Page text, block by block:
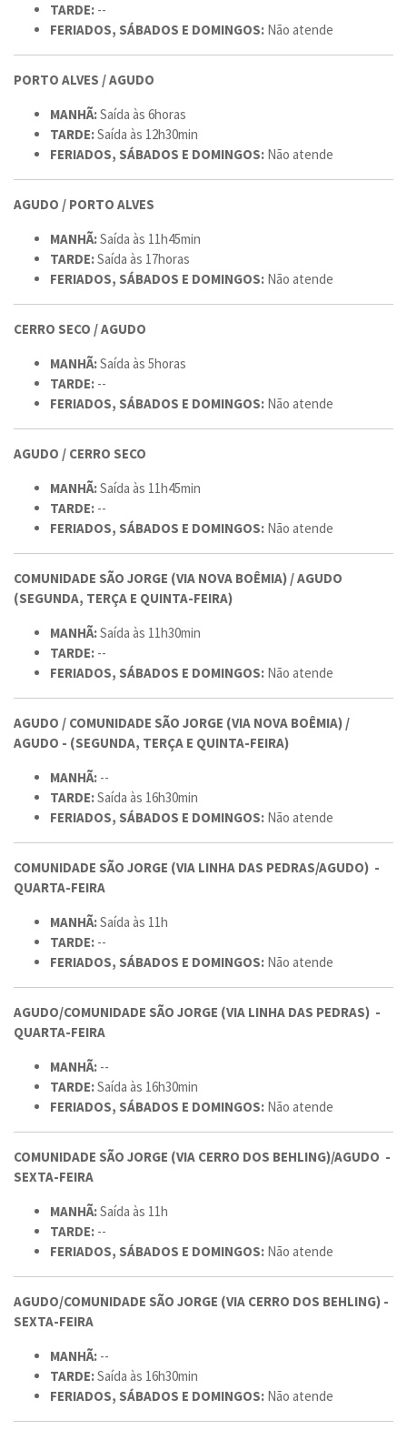
TARDE: --
FERIADOS, SÁBADOS E DOMINGOS: Não atende
PORTO ALVES / AGUDO
MANHÃ:Saída às 6horas
TARDE:Saída às 12h30min
FERIADOS, SÁBADOS E DOMINGOS: Não atende
AGUDO / PORTO ALVES
MANHÃ:Saída às 11h45min
TARDE:Saída às 17horas
FERIADOS, SÁBADOS E DOMINGOS: Não atende
CERRO SECO / AGUDO
MANHÃ:Saída às 5horas
TARDE: --
FERIADOS, SÁBADOS E DOMINGOS: Não atende
AGUDO / CERRO SECO
MANHÃ:Saída às 11h45min
TARDE: --
FERIADOS, SÁBADOS E DOMINGOS: Não atende
COMUNIDADE SÃO JORGE (VIA NOVA BOÊMIA) / AGUDO
(SEGUNDA, TERÇA E QUINTA-FEIRA)
MANHÃ:Saída às 11h30min
TARDE: --
FERIADOS, SÁBADOS E DOMINGOS: Não atende
AGUDO / COMUNIDADE SÃO JORGE (VIA NOVA BOÊMIA) /
AGUDO - (SEGUNDA, TERÇA E QUINTA-FEIRA)
MANHÃ: --
TARDE:Saída às 16h30min
FERIADOS, SÁBADOS E DOMINGOS: Não atende
COMUNIDADE SÃO JORGE (VIA LINHA DAS PEDRAS/AGUDO) -
QUARTA-FEIRA
MANHÃ:Saída às 11h
TARDE: --
FERIADOS, SÁBADOS E DOMINGOS: Não atende
AGUDO/COMUNIDADE SÃO JORGE (VIA LINHA DAS PEDRAS) -
QUARTA-FEIRA
MANHÃ: --
TARDE:Saída às 16h30min
FERIADOS, SÁBADOS E DOMINGOS: Não atende
COMUNIDADE SÃO JORGE (VIA CERRO DOS BEHLING)/AGUDO -
SEXTA-FEIRA
MANHÃ:Saída às 11h
TARDE: --
FERIADOS, SÁBADOS E DOMINGOS: Não atende
AGUDO/COMUNIDADE SÃO JORGE (VIA CERRO DOS BEHLING) -
SEXTA-FEIRA
MANHÃ: --
TARDE:Saída às 16h30min
FERIADOS, SÁBADOS E DOMINGOS: Não atende